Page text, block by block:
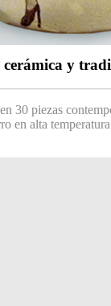
y
30 piezas
en alta